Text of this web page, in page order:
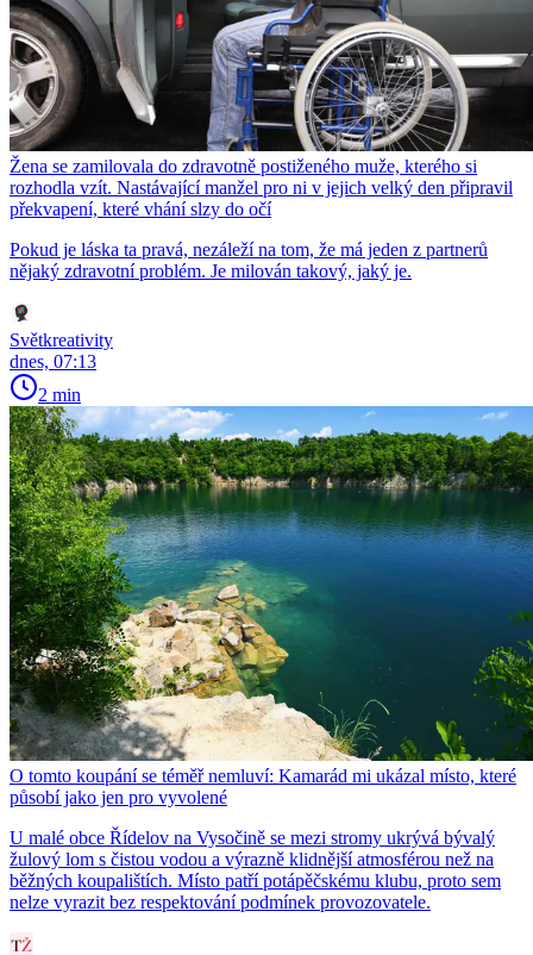
Žena se zamilovala do zdravotně postiženého muže, kterého si
rozhodla vzít. Nastávající manžel pro ni v jejich velký den připravil
překvapení, které vhání slzy do očí
Pokud je láska ta pravá, nezáleží na tom, že má jeden z partnerů
nějaký zdravotní problém. Je milován takový, jaký je.
Světkreativity
dnes, 07:13
2 min
O tomto koupání se téměř nemluví: Kamarád mi ukázal místo, které
působí jako jen pro vyvolené
U malé obce Řídelov na Vysočině se mezi stromy ukrývá bývalý
žulový lom s čistou vodou a výrazně klidnější atmosférou než na
běžných koupalištích. Místo patří potápěčskému klubu, proto sem
nelze vyrazit bez respektování podmínek provozovatele.